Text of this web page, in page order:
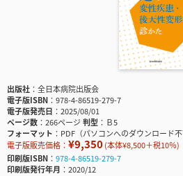
出版社
全日本病院出版会
電子版ISBN
978-4-86519-279-7
電子版発売日
2025/08/01
ページ数
266ページ判型
Ｂ5
フォーマット
PDF（パソコンへのダウンロード不
電子版販売価格： ¥9,350(本体¥8,500＋税10％)
印刷版ISBN
978-4-86519-279-7
印刷版発行年月
2020/12